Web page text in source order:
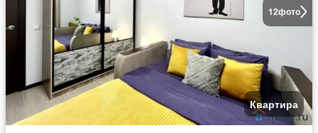
12фото
Квартира